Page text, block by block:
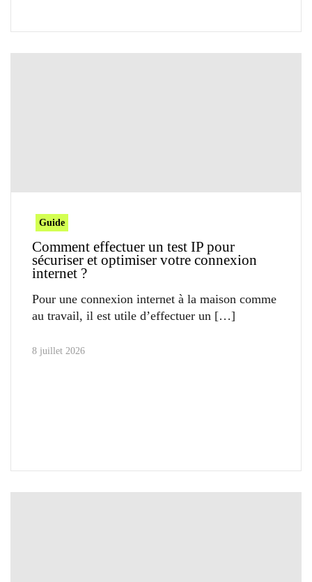
Guide
Comment effectuer un test IP pour
sécuriser et optimiser votre connexion
internet ?
Pour une connexion internet à la maison comme
au travail, il est utile d’effectuer un
8 juillet 2026